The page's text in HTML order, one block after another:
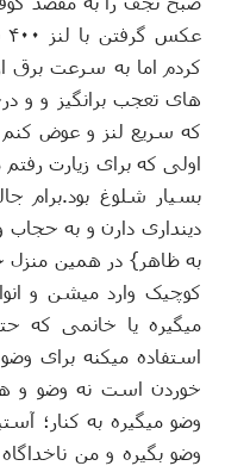
کردم اما به سرعت برق
های تعجب برانگیز و
که سریع لنز و عوض کنم به
اولی که برای زیارت
بسیار شلوغ بود.برام
دینداری دارن و به حجاب
به ظاهر } در همین منزل
کوچیک وارد میشن و
میگیره یا خانمی
خوردن است نه وضو و
وضو میگیره به کنار؛
وضو بگیره و من